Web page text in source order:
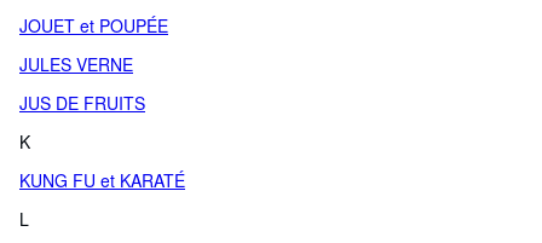
JOUET et POUPÉE
JULES VERNE
JUS DE FRUITS
K
KUNG FU et KARATÉ
L